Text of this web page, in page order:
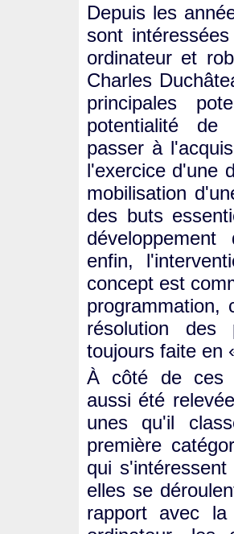
Depuis les
sont
ordinateur et
Charles
principales
potentialité de
passer à
l'exercice d'une
mobilisation
des buts
enfin,
concept est
programmation,
résolution des
toujours faite en
À côté de ces
aussi été
unes qu'il
première
qui
elles se
rapport avec